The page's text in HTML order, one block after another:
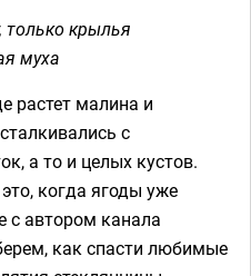
только крылья
муха
растет малина и
с
а то и целых кустов.
когда ягоды уже
с автором канала
как спасти любимые